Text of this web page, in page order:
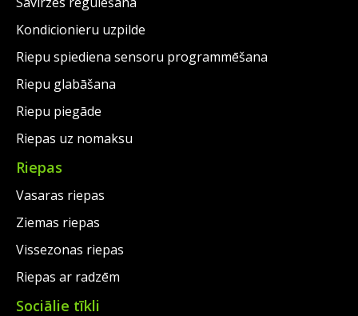
Kondicionieru uzpilde
Riepu spiediena sensoru programmēšana
Riepu glabāšana
Riepu piegāde
Riepas uz nomaksu
Riepas
Vasaras riepas
Ziemas riepas
Vissezonas riepas
Riepas ar radzēm
Sociālie tīkli